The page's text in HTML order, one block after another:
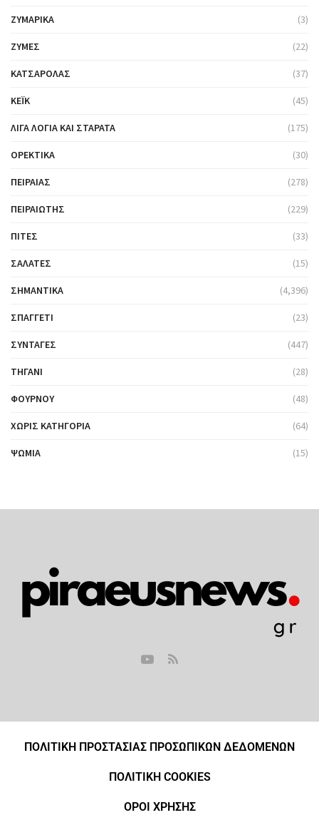
ΖΥΜΑΡΙΚΆ (3)
ΖΎΜΕΣ (22)
ΚΑΤΣΑΡΌΛΑΣ (37)
ΚΈΙΚ (45)
ΛΊΓΑ ΛΌΓΙΑ ΚΑΙ ΣΤΑΡΆΤΑ (175)
ΟΡΕΚΤΙΚΆ (30)
ΠΕΙΡΑΙΆΣ (278)
ΠΕΙΡΑΙΏΤΗΣ (229)
ΠΊΤΕΣ (33)
ΣΑΛΆΤΕΣ (15)
ΣΗΜΑΝΤΙΚΆ (4,396)
ΣΠΑΓΓΈΤΙ (23)
ΣΥΝΤΑΓΈΣ (447)
ΤΗΓΆΝΙ (28)
ΦΟΎΡΝΟΥ (48)
ΧΩΡΊΣ ΚΑΤΗΓΟΡΊΑ (64)
ΨΩΜΙΆ (15)
ΠΟΛΙΤΙΚΗ ΠΡΟΣΤΑΣΙΑΣ ΠΡΟΣΩΠΙΚΩΝ ΔΕΔΟΜΕΝΩΝ
ΠΟΛΙΤΙΚΗ COOKIES
ΟΡΟΙ ΧΡΗΣΗΣ